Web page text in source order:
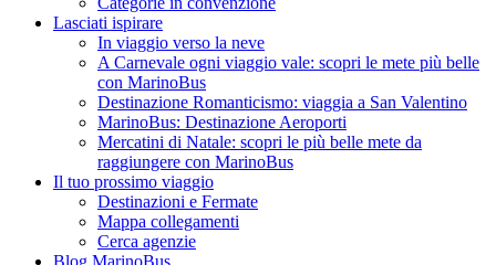
Lasciati ispirare
In viaggio verso la neve
A Carnevale ogni viaggio vale: scopri le mete più belle
con MarinoBus
Destinazione Romanticismo: viaggia a San Valentino
MarinoBus: Destinazione Aeroporti
Mercatini di Natale: scopri le più belle mete da
raggiungere con MarinoBus
Il tuo prossimo viaggio
Destinazioni e Fermate
Mappa collegamenti
Cerca agenzie
Blog MarinoBus